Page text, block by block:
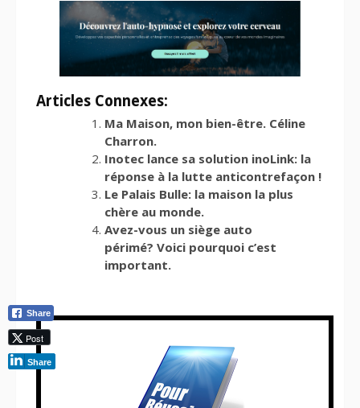
Articles Connexes:
Ma Maison, mon bien-être. Céline
Charron.
Inotec lance sa solution inoLink: la
réponse à la lutte anticontrefaçon !
Le Palais Bulle: la maison la plus
chère au monde.
Avez-vous un siège auto
périmé? Voici pourquoi c’est
important.
Share
Post
Share